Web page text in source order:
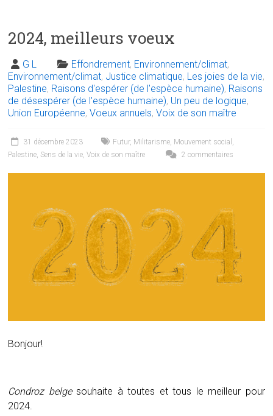
2024, meilleurs voeux
G L Effondrement, Environnement/climat,
Environnement/climat, Justice climatique, Les joies de la vie,
Palestine, Raisons d'espérer (de l'espèce humaine), Raisons
de désespérer (de l'espèce humaine), Un peu de logique,
Union Européenne,Voeux annuels,Voix de son maître
31 décembre 2023 Futur, Militarisme Mouvement social
Palestine Sens de la vie ,Voix de son maître 2 commentaires
Bonjour!
Condroz belgesouhaite à toutes et tous le meilleur pour
2024.